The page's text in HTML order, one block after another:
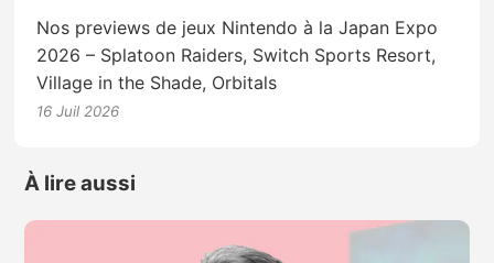
Nos previews de jeux Nintendo à la Japan Expo
2026 – Splatoon Raiders, Switch Sports Resort,
Village in the Shade, Orbitals
16 Juil 2026
À lire aussi